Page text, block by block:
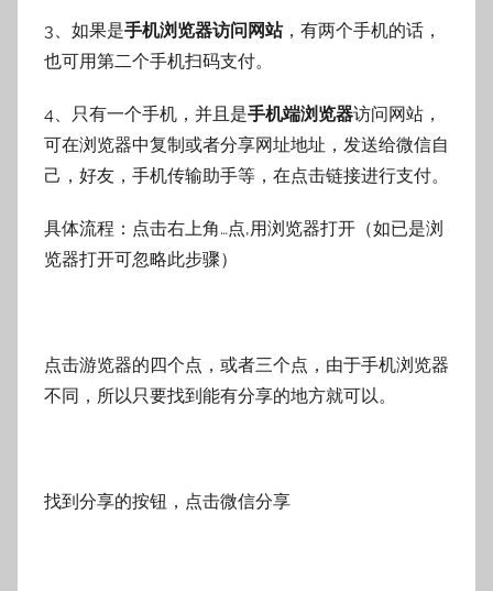
3、如果是手机浏览器访问网站，有两个手机的话，
也可用第二个手机扫码支付。
4、只有一个手机，并且是手机端浏览器访问网站，
可在浏览器中复制或者分享网址地址，发送给微信自
己，好友，手机传输助手等，在点击链接进行支付。
具体流程：点击右上角…点,用浏览器打开（如已是浏
览器打开可忽略此步骤）
点击游览器的四个点，或者三个点，由于手机浏览器
不同，所以只要找到能有分享的地方就可以。
找到分享的按钮，点击微信分享